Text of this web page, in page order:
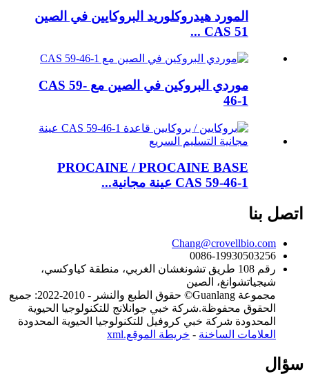
المورد هيدروكلوريد البروكايين في الصين
CAS 51 ...
موردي البروكين في الصين مع CAS 59-
46-1
PROCAINE / PROCAINE BASE
CAS 59-46-1 عينة مجانية...
اتصل بنا
Chang@crovellbio.com
0086-19930503256
رقم 108 طريق تشونغشان الغربي، منطقة كياوكسي،
شيجياتشوانغ، الصين
مجموعة Guanlang© حقوق الطبع والنشر - 2010-2022: جميع
الحقوق محفوظة.شركة خبي جوانلانج للتكنولوجيا الحيوية
المحدودة شركة خبي كروفيل للتكنولوجيا الحيوية المحدودة
العلامات الساخنة - خريطة الموقع.xml
سؤال